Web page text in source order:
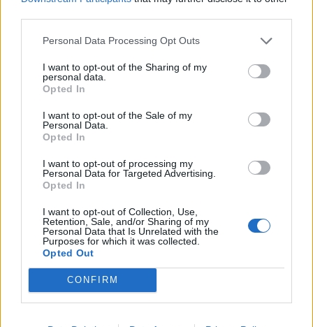
Personal Data Processing Opt Outs
I want to opt-out of the Sharing of my
personal data.
Opted In
I want to opt-out of the Sale of my
Personal Data.
Opted In
I want to opt-out of processing my
Personal Data for Targeted Advertising.
Opted In
I want to opt-out of Collection, Use,
Retention, Sale, and/or Sharing of my
Personal Data that Is Unrelated with the
Purposes for which it was collected.
Opted Out
CONFIRM
Στη λίμνη πραγματοποιούνται επίσης εκδρομές,
μικρές κρουαζιέρες και άλλες περιπατητικές και
φυσιολατρικές δραστηριότητες για να ανακαλύψει
συστημάτων.
Διαβάστε περισσότερα
Δημοσιεύθηκε σεΕλλάδα|Taggedδιακοπες,Ελλάδα
Τουρισμός,φύση